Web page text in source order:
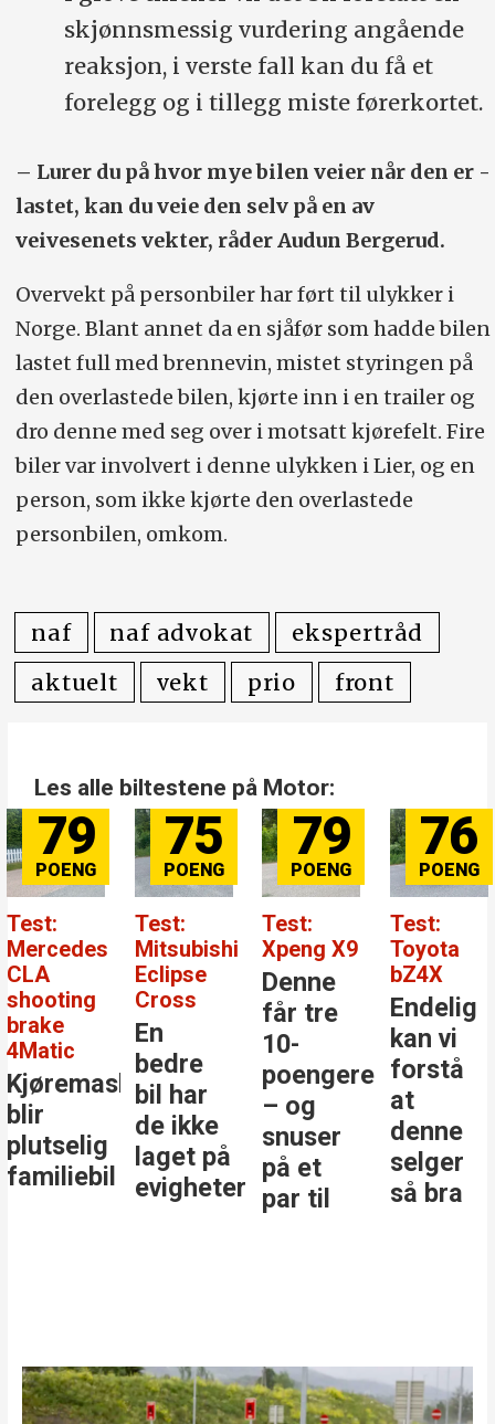
skjønnsmessig vurdering angående
reaksjon, i verste fall kan du få et
forelegg og i tillegg miste førerkortet.
– Lurer du på hvor mye bilen veier når den er ­
lastet, kan du veie den selv på en av
veivesenets ­vekter, råder Audun Bergerud.
Overvekt på personbiler har ført til ulykker i
Norge. Blant annet da en sjåfør som hadde bilen
lastet full med brennevin, mistet styringen på
den overlastede bilen, kjørte inn i en trailer og
dro denne med seg over i motsatt kjørefelt. Fire
biler var involvert i ­denne ulykken i Lier, og en
person, som ikke kjørte den overlastede
personbilen, omkom.
naf naf advokat
ekspertråd
aktuelt
vekt prio front
Les alle biltestene på Motor:
79
Test:
Mercedes
CLA
shooting
brake
4Matic
Kjøremaskinen
blir
plutselig
familiebil
75
Test:
Mitsubishi
Eclipse
Cross
En
bedre
bil har
de ikke
laget på
evigheter
79
Test:
Xpeng X9
Denne
får tre
10-
poengere
– og
snuser
på et
par til
76
Test:
Toyota
bZ4X
Endelig
kan vi
forstå
at
denne
selger
så bra